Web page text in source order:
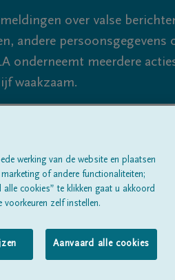
over valse
andere persoonsgegevens
onderneemt meerdere
waakzaam.
werking van de website en plaatsen
of andere functionaliteiten;
cookies” te klikken gaat u akkoord
zelf instellen.
Aanvaard alle cookies